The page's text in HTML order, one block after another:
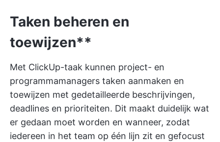
Taken beheren en
toewijzen**
Met ClickUp-taak kunnen project- en
programmamanagers taken aanmaken en
toewijzen met gedetailleerde beschrijvingen,
deadlines en prioriteiten. Dit maakt duidelijk wat
er gedaan moet worden en wanneer, zodat
iedereen in het team op één lijn zit en gefocust